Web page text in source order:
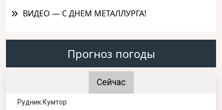
ВИДЕО — С ДНЕМ МЕТАЛЛУРГА!
Прогноз погоды
Сейчас
Рудник Кумтор